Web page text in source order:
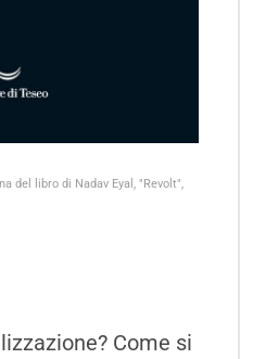
del libro di Nadav Eyal, "Revolt",
Come si